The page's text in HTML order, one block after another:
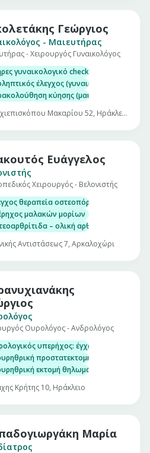
Γεώργιος
- Μαιευτήρας
- Χειρουργός Γυναικολόγος
γυναικολογικό check up (επίσκεψη)
έλεγχος (γυναικολογικός
κύησης (μαιευτικός
Αρχιεπισκόπου Μακαρίου 52, Ηράκλειο
Ευάγγελος
Χειρουργός - Βελονιστής
θεραπεία οστεοπόρωσης
μαλακών μορίων
– ολική αρθροπλαστική
Αντιστάσεως 7, Αρκαλοχώρι
Ουρολόγος - Ανδρολόγος
υπερήχος: έγχρωμο υπέρηχο
προστατεκτομή
εκτομή θηλωμάτων κύστεως
Κρήτης 10, Ηράκλειο
Μαρία